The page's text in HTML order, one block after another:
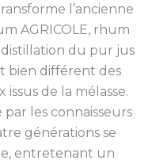
l’ancienne
AGRICOLE, rhum
du pur jus
bien différent des
de la mélasse.
les connaisseurs
générations se
entretenant un